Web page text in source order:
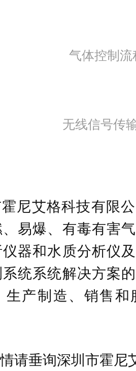
气体控制流
无线信号传
尼艾格科技有限
易爆、有毒有害
器和水质分析仪
统系统解决方案
生产制造、销售
请垂询深圳市霍尼